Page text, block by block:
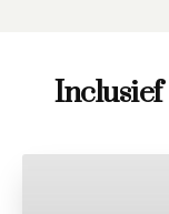
Inclusief